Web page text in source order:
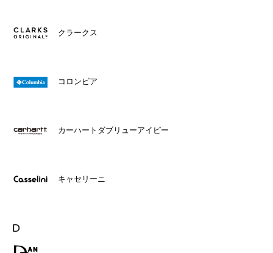
クラークス
コロンビア
カーハートダブリューアイピー
キャセリーニ
D